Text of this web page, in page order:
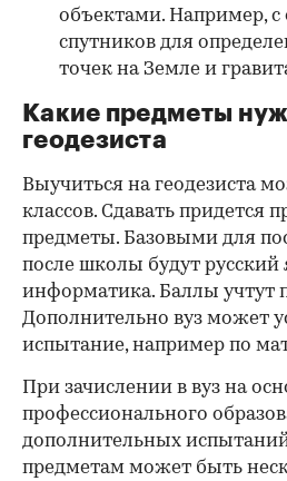
объектами. Например,
спутников для
точек на Земле и
Какие предметы
геодезиста
Выучиться на геодезиста
классов. Сдавать придется
предметы. Базовыми для
после школы будут русский
информатика. Баллы учтут
Дополнительно вуз может
испытание, например по
При зачислении в вуз на
профессионального
дополнительных
предметам может быть